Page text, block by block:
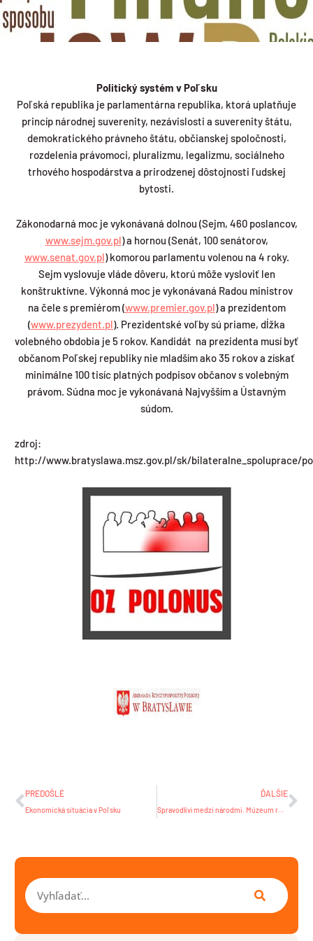
Politický systém v Poľsku
Poľská republika je parlamentárna republika, ktorá uplatňuje
princíp národnej suverenity, nezávislosti a suverenity štátu,
demokratického právneho štátu, občianskej spoločnosti,
rozdelenia právomoci, pluralizmu, legalizmu, sociálneho
trhového hospodárstva a prirodzenej dôstojnosti ľudskej
bytosti.
Zákonodarná moc je vykonávaná dolnou (Sejm, 460 poslancov,
www.sejm.gov.pl) a hornou (Senát, 100 senátorov,
www.senat.gov.pl) komorou parlamentu volenou na 4 roky.
Sejm vyslovuje vláde dôveru, ktorú môže vysloviť len
konštruktívne. Výkonná moc je vykonávaná Radou ministrov
na čele s premiérom (www.premier.gov.pl) a prezidentom
(www.prezydent.pl). Prezidentské voľby sú priame, dĺžka
volebného obdobia je 5 rokov. Kandidát na prezidenta musí byť
občanom Poľskej republiky nie mladším ako 35 rokov a získať
minimálne 100 tisíc platných podpisov občanov s volebným
právom. Súdna moc je vykonávaná Najvyšším a Ústavným
súdom.
zdroj:
http://www.bratyslawa.msz.gov.pl/sk/bilateralne_spoluprace/
PREDOŠLÉ
Ekonomická situácia v Poľsku
ĎALŠIE
Spravodliví medzi národmi. Múzeum rodiny Ulmovcov v Markowej
Vyhľadať